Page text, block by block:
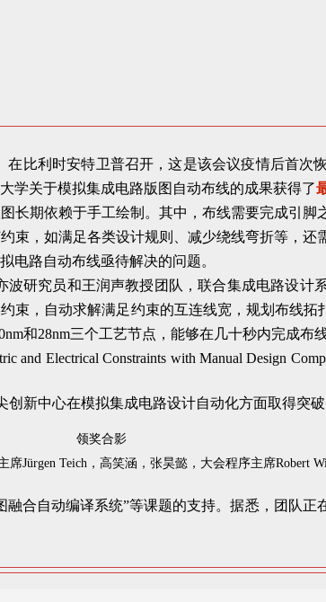
比利时安特卫普召开，这是该会议疫情后首次
学关于模拟集成电路版图自动布线的成果获得了
长期依赖于手工绘制。其中，布线需要完成引
束，如满足各类设计规则、减少绕线弯折等，
电路自动布线亟待解决的问题。
研究员和王润声教授团队，联合集成电路设计
束，自动求解满足约束的互连线宽，规划布线
和28nm三个工艺节点，能够在几十秒内完成布
and Electrical Constraints with Manual Design
领奖合影
席Jürgen Teich，高笑涵，张昊懿，大会程序主席Robert
合自动编译系统”等课题的支持。据悉，团队